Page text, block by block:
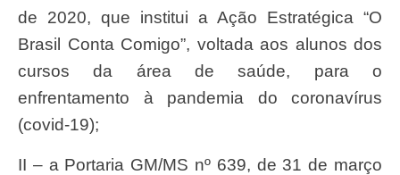
de 2020, que institui a Ação Estratégica “O
Brasil Conta Comigo”, voltada aos alunos dos
cursos da área de saúde, para o
enfrentamento à pandemia do coronavírus
(covid-19);
II – a Portaria GM/MS nº 639, de 31 de março